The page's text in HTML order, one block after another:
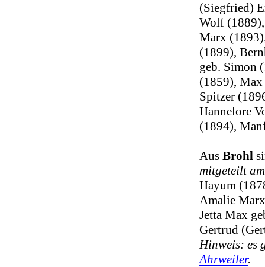
(Siegfried)
Wolf
Marx
(1899),
geb. Simon
(1859), Max
Spitzer
Hannelore
(1894),
Aus Brohl
mitgeteilt
Hayum
Amalie
Jetta Max
Gertrud
Hinweis: es
Ahrweiler.